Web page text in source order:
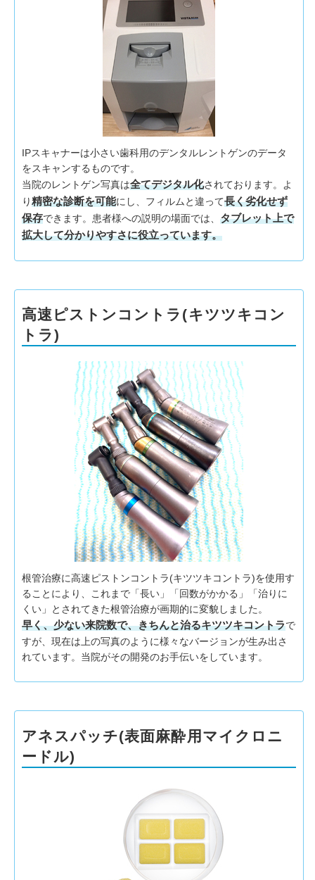
IPスキャナーは小さい歯科用のデンタルレントゲンのデータ
をスキャンするものです。
当院のレントゲン写真は全てデジタル化されております。よ
り精密な診断を可能にし、フィルムと違って長く劣化せず
保存できます。患者様への説明の場面では、 タブレット上で
拡大して分かりやすさに役立っています。
高速ピストンコントラ(キツツキコン
トラ)
根管治療に高速ピストンコントラ(キツツキコントラ)を使用す
ることにより、これまで「長い」「回数がかかる」「治りに
くい」とされてきた根管治療が画期的に変貌しました。
早く、少ない来院数で、きちんと治るキツツキコントラで
すが、現在は上の写真のように様々なバージョンが生み出さ
れています。当院がその開発のお手伝いをしています。
アネスパッチ(表面麻酔用マイクロニ
ードル)